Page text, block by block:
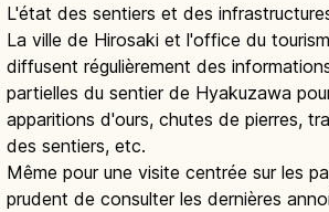
L'état des sentiers et des
La ville de Hirosaki et l'office du
diffusent régulièrement des
partielles du sentier de Hyakuzawa
apparitions d'ours, chutes de pierres,
des sentiers, etc.
Même pour une visite centrée sur les
prudent de consulter les dernières